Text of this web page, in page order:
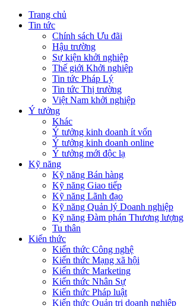
Trang chủ
Tin tức
Chính sách Ưu đãi
Hậu trường
Sự kiện khởi nghiệp
Thế giới Khởi nghiệp
Tin tức Pháp Lý
Tin tức Thị trường
Việt Nam khởi nghiệp
Ý tưởng
Khác
Ý tưởng kinh doanh ít vốn
Ý tưởng kinh doanh online
Ý tưởng mới độc lạ
Kỹ năng
Kỹ năng Bán hàng
Kỹ năng Giao tiếp
Kỹ năng Lãnh đạo
Kỹ năng Quản lý Doanh nghiệp
Kỹ năng Đàm phán Thương lượng
Tu thân
Kiến thức
Kiến thức Công nghệ
Kiến thức Mạng xã hội
Kiến thức Marketing
Kiến thức Nhân Sự
Kiến thức Pháp luật
Kiến thức Quản trị doanh nghiệp